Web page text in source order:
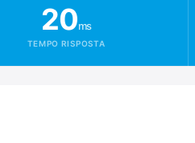
20ms
TEMPO RISPOSTA